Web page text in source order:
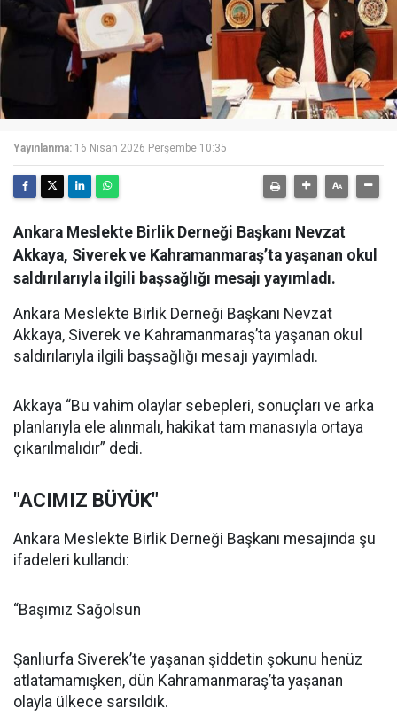
Yayınlanma: 16 Nisan 2026 Perşembe 10:35
Ankara Meslekte Birlik Derneği Başkanı Nevzat
Akkaya, Siverek ve Kahramanmaraş’ta yaşanan okul
saldırılarıyla ilgili başsağlığı mesajı yayımladı.
Ankara Meslekte Birlik Derneği Başkanı Nevzat
Akkaya, Siverek ve Kahramanmaraş’ta yaşanan okul
saldırılarıyla ilgili başsağlığı mesajı yayımladı.
Akkaya “Bu vahim olaylar sebepleri, sonuçları ve arka
planlarıyla ele alınmalı, hakikat tam manasıyla ortaya
çıkarılmalıdır” dedi.
"ACIMIZ BÜYÜK"
Ankara Meslekte Birlik Derneği Başkanı mesajında şu
ifadeleri kullandı:
“Başımız Sağolsun
Şanlıurfa Siverek’te yaşanan şiddetin şokunu henüz
atlatamamışken, dün Kahramanmaraş’ta yaşanan
olayla ülkece sarsıldık.